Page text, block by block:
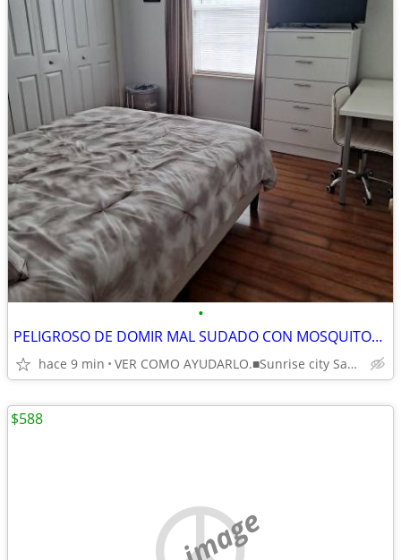
•
PELIGROSO DE DOMIR MAL SUDADO CON MOSQUITOS EN SU CARRO,LLAMME PARA
hace 9 min VER COMO AYUDARLO.■Sunrise city Sawgrass mall
$588